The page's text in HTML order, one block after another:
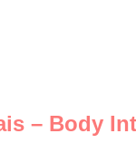
– Body